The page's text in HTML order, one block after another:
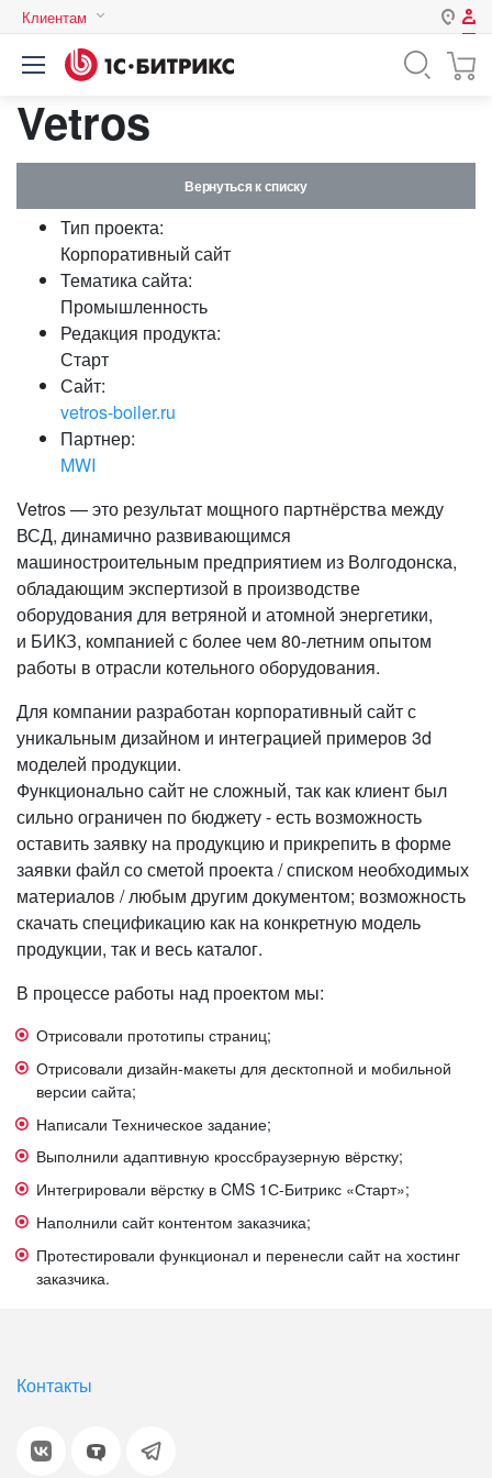
Клиентам
Авторизация
Логин
Пароль
Vetros
Вернуться к списку
Тип проекта:
Корпоративный сайт
Тематика сайта:
Промышленность
Редакция продукта:
Старт
Сайт:
vetros-boiler.ru
Партнер:
MWI
Vetros — это результат мощного партнёрства между
ВСД, динамично развивающимся
машиностроительным предприятием из Волгодонска,
обладающим экспертизой в производстве
оборудования для ветряной и атомной энергетики,
и БИКЗ, компанией с более чем 80-летним опытом
работы в отрасли котельного оборудования.
Для компании разработан корпоративный сайт с
уникальным дизайном и интеграцией примеров 3d
моделей продукции.
Функционально сайт не сложный, так как клиент был
сильно ограничен по бюджету - есть возможность
оставить заявку на продукцию и прикрепить в форме
заявки файл со сметой проекта / списком необходимых
материалов / любым другим документом; возможность
скачать спецификацию как на конкретную модель
продукции, так и весь каталог.
В процессе работы над проектом мы:
Отрисовали прототипы страниц;
Отрисовали дизайн-макеты для десктопной и мобильной
версии сайта;
Написали Техническое задание;
Выполнили адаптивную кроссбраузерную вёрстку;
Интегрировали вёрстку в CMS 1С-Битрикс «Старт»;
Наполнили сайт контентом заказчика;
Протестировали функционал и перенесли сайт на хостинг
заказчика.
Контакты